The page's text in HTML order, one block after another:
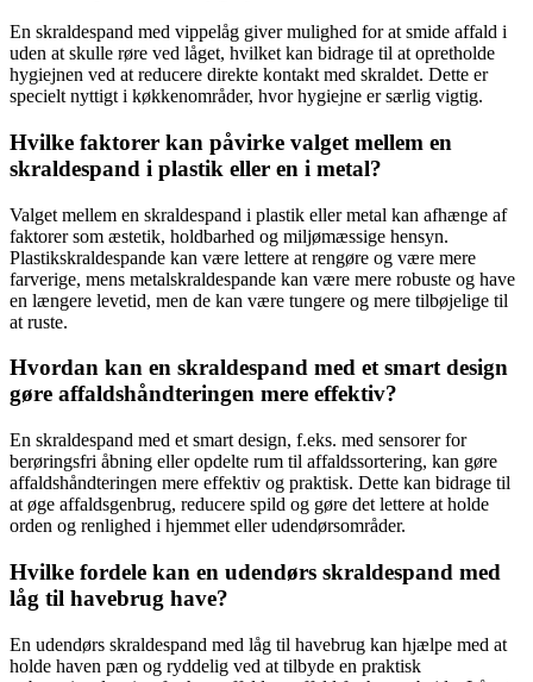
En skraldespand med vippelåg giver mulighed for at smide affald i
uden at skulle røre ved låget, hvilket kan bidrage til at opretholde
hygiejnen ved at reducere direkte kontakt med skraldet. Dette er
specielt nyttigt i køkkenområder, hvor hygiejne er særlig vigtig.
Hvilke faktorer kan påvirke valget mellem en
skraldespand i plastik eller en i metal?
Valget mellem en skraldespand i plastik eller metal kan afhænge af
faktorer som æstetik, holdbarhed og miljømæssige hensyn.
Plastikskraldespande kan være lettere at rengøre og være mere
farverige, mens metalskraldespande kan være mere robuste og have
en længere levetid, men de kan være tungere og mere tilbøjelige til
at ruste.
Hvordan kan en skraldespand med et smart design
gøre affaldshåndteringen mere effektiv?
En skraldespand med et smart design, f.eks. med sensorer for
berøringsfri åbning eller opdelte rum til affaldssortering, kan gøre
affaldshåndteringen mere effektiv og praktisk. Dette kan bidrage til
at øge affaldsgenbrug, reducere spild og gøre det lettere at holde
orden og renlighed i hjemmet eller udendørsområder.
Hvilke fordele kan en udendørs skraldespand med
låg til havebrug have?
En udendørs skraldespand med låg til havebrug kan hjælpe med at
holde haven pæn og ryddelig ved at tilbyde en praktisk